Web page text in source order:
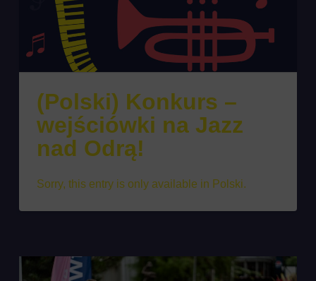
(Polski) Konkurs –
wejściówki na Jazz
nad Odrą!
Sorry, this entry is only available in Polski.